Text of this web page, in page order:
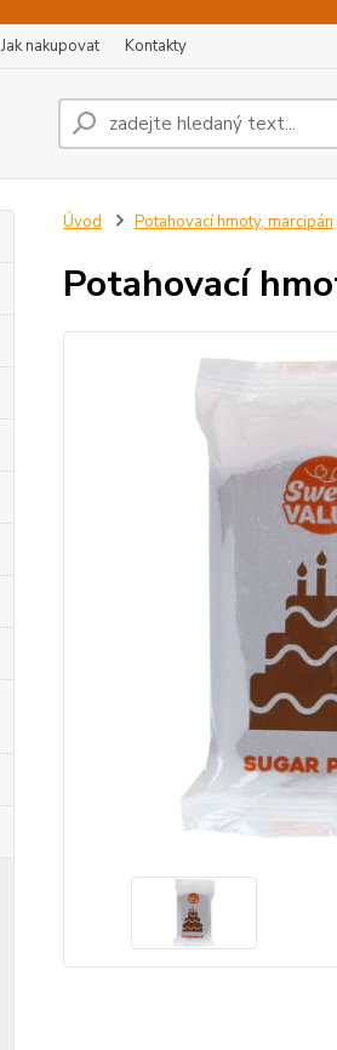
Jak nakupovat Kontakty
Úvod Potahovací hmoty, marcipán
Potahovací